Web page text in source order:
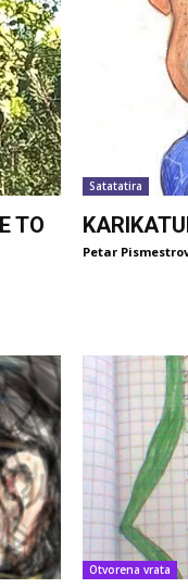
TO
Satatatira
Petar
Otvorena vrata